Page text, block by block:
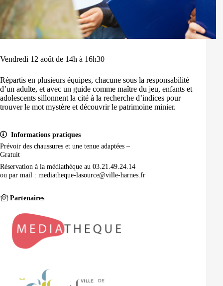
Vendredi 12 août de 14h à 16h30
Répartis en plusieurs équipes, chacune sous la responsabilité
d’un adulte, et avec un guide comme maître du jeu, enfants et
adolescents sillonnent la cité à la recherche d’indices pour
trouver le mot mystère et découvrir le patrimoine minier.
Informations pratiques
Prévoir des chaussures et une tenue adaptées –
Gratuit
Réservation à la médiathèque au 03.21.49.24.14
ou par mail : mediatheque-lasource@ville-harnes.fr
Partenaires